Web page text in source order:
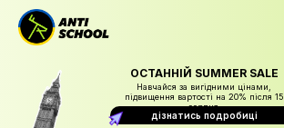
ОСТАННІЙ SUMMER SALE
дізнатись подробиці
Навчайся за вигідними цінами,
підвищення вартості на 20% після 15
серпня